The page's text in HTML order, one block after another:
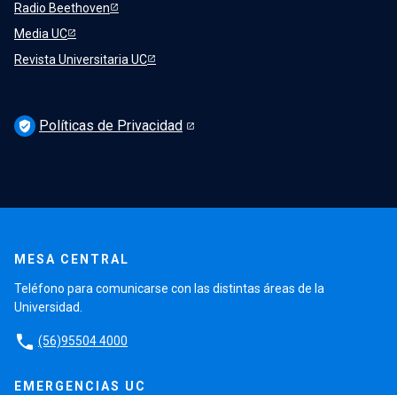
Radio Beethoven
Media UC
Revista Universitaria UC
verified_user Políticas de Privacidad
MESA CENTRAL
Teléfono para comunicarse con las distintas áreas de la
Universidad.
phone (56)95504 4000
EMERGENCIAS UC